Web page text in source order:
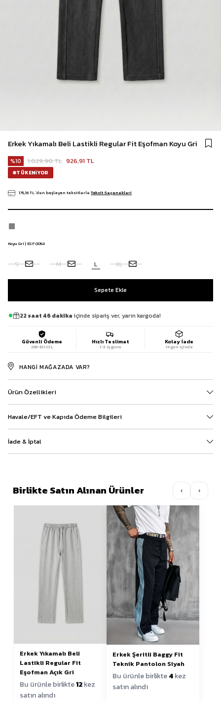
Erkek Yıkamalı Beli Lastikli Regular Fit Eşofman Koyu Gri
10 1.029,90 TL 926,91 TL
TÜKENIYOR
175,16 TL`den başlayan taksitlerle Taksit Seçenekleri
Koyu Gri | ESF.0054
S M L XL
22 saat 46 dakika içinde sipariş ver, yarın kargoda!
Güvenli Ödeme
256-bit SSL
Hızlı Teslimat
1-3 iş günü
Kolay İade
14 gün içinde
HANGI MAĞAZADA VAR?
Ürün Özellikleri
Havale/EFT ve Kapıda Ödeme Bilgileri
İade & İptal
Birlikte Satın Alınan Ürünler ‹ ›
Erkek Yıkamalı Beli
Lastikli Regular Fit
Eşofman Açık Gri
Bu ürünle birlikte12kez
satın alındı
Erkek Şeritli Baggy Fit
Teknik Pantolon Siyah
Bu ürünle birlikte4kez
satın alındı